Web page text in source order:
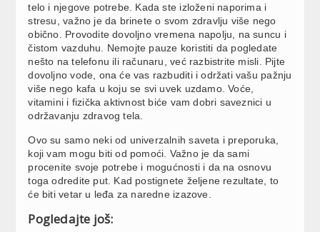
telo i njegove potrebe. Kada ste izloženi naporima i
stresu, važno je da brinete o svom zdravlju više nego
obično. Provodite dovoljno vremena napolju, na suncu i
čistom vazduhu. Nemojte pauze koristiti da pogledate
nešto na telefonu ili računaru, već razbistrite misli. Pijte
dovoljno vode, ona će vas razbuditi i održati vašu pažnju
više nego kafa u koju se svi uvek uzdamo. Voće,
vitamini i fizička aktivnost biće vam dobri saveznici u
održavanju zdravog tela.
Ovo su samo neki od univerzalnih saveta i preporuka,
koji vam mogu biti od pomoći. Važno je da sami
procenite svoje potrebe i mogućnosti i da na osnovu
toga odredite put. Kad postignete željene rezultate, to
će biti vetar u leđa za naredne izazove.
Pogledajte još: